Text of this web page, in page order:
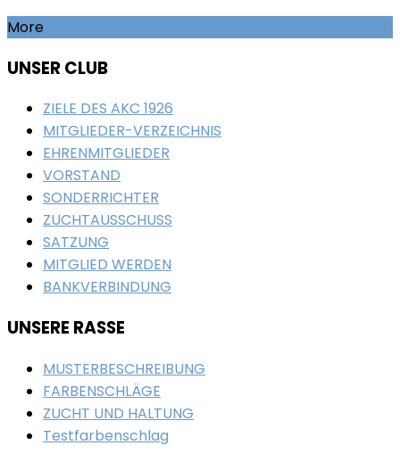
More
UNSER CLUB
ZIELE DES AKC 1926
MITGLIEDER-VERZEICHNIS
EHRENMITGLIEDER
VORSTAND
SONDERRICHTER
ZUCHTAUSSCHUSS
SATZUNG
MITGLIED WERDEN
BANKVERBINDUNG
UNSERE RASSE
MUSTERBESCHREIBUNG
FARBENSCHLÄGE
ZUCHT UND HALTUNG
Testfarbenschlag